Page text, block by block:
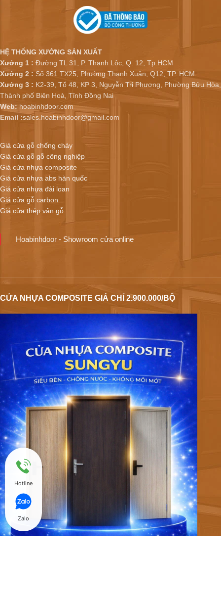
HỆ THỐNG XƯỞNG SẢN XUẤT
Xưởng 1 : Đường TL 31, P. Thạnh Lộc, Q. 12, Tp.HCM
Xưởng 2 : Số 361 TX25, Phường Thạnh Xuân, Q12, TP. HCM.
Xưởng 3 : K2-39, Tổ 48, KP 3, Nguyễn Tri Phương, Phường Bửu Hòa,
Thành phố Biên Hoà, Tỉnh Đồng Nai
Web: hoabinhdoor.com
Email :sales.hoabinhdoor@gmail.com
Giá cửa gỗ chống cháy
Giá cửa gỗ gỗ công nghiệp
Giá cửa nhựa composite
Giá cửa nhựa abs hàn quốc
Giá cửa nhựa đài loan
Giá cửa gỗ carbon
Giá cửa thép vân gỗ
Hoabinhdoor - Showroom cửa online
CỬA NHỰA COMPOSITE GIÁ CHỈ 2.900.000/BỘ
Hotline
Zalo